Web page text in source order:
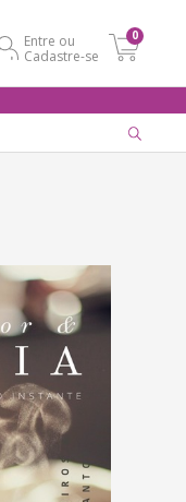
Entre ou
Cadastre-se
0